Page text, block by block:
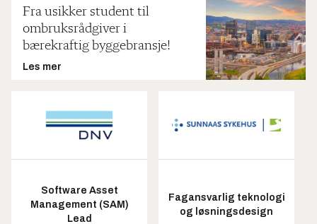
Fra usikker student til
ombruksrådgiver i
bærekraftig byggebransje!
Les mer
Software Asset
Management (SAM)
Lead
Fagansvarlig teknologi
og løsningsdesign